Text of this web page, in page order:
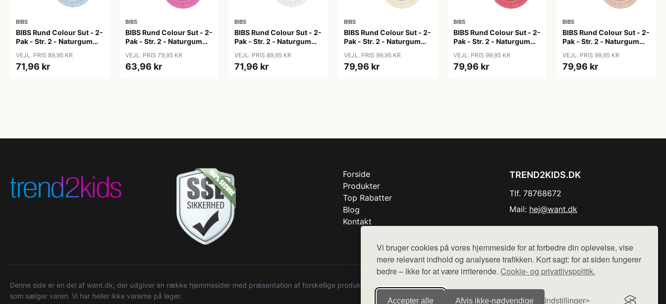
Vi bruger cookies på vores hjemmeside for at forbedre din oplevelse, vise
mere relevant indhold og analysere trafikken. Kort sagt: for at siden fungerer
bedre – ikke for at være irriterende. Cookie- og privatlivspolitik.
Accepter alle Afvis ikke‑nødvendige Indstillinger
BIBS
BIBS Rund Colour Sut - 2-
Pak - Str. 2 - Naturgummi
VEJL. PRIS 89,95 KR
71,96 kr
BIBS
BIBS Rund Colour Sut - 2-
Pak - Str. 2 - Naturgummi
VEJL. PRIS 79,95 KR
63,96 kr
BIBS
BIBS Rund Colour Sut - 2-
Pak - Str. 2 - Naturgummi
VEJL. PRIS 89,95 KR
71,96 kr
BIBS
BIBS Rund Colour Sut - 2-
Pak - Str. 2 - Naturgummi
Blue/Dusty Blue Mix
VEJL. PRIS 99,95 KR
79,96 kr
BIBS
BIBS Rund Colour Sut - 2-
Pak - Str. 2 - Naturgummi
Pink/Coral Mix
VEJL. PRIS 99,95 KR
79,96 kr
BIBS
BIBS Rund Colour Sut - 2-
Pak - Str. 2 - Naturgummi
VEJL. PRIS 99,95 KR
79,96 kr
Forside
Produkter
Top Rabatter
Blog
Kontakt
TREND2KIDS.DK
Tlf. 78768672
Mail: hej@want.dk
Denne side er en del af want.dk, der udgiver en række hjemmesider med præsentation af forskellige produkter fra diverse webshops. Der sælges ikke varer fra denne side - vi henviser til de shops,
som sælger varen. Vi har heller ikke varerne på lager.